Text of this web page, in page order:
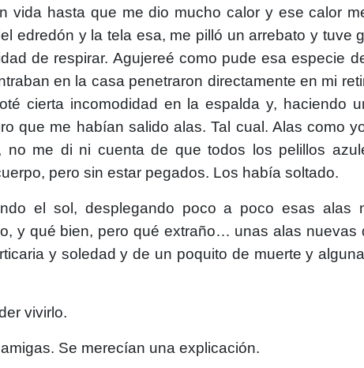
vida hasta que me dio mucho calor y ese calor
edredón y la tela esa, me pilló un arrebato y tuve
de respirar. Agujereé como pude esa especie
en la casa penetraron directamente en mi
cierta incomodidad en la espalda y, haciendo
que me habían salido alas. Tal cual. Alas como
no me di ni cuenta de que todos los pelillos
pero sin estar pegados. Los había soltado.
el sol, desplegando poco a poco esas alas
y qué bien, pero qué extraño… unas alas nuevas
y soledad y de un poquito de muerte y
vivirlo.
Se merecían una explicación.